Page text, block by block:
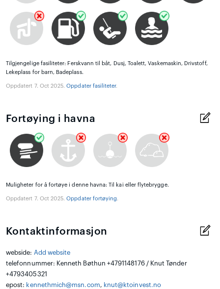
Tilgjengelige fasiliteter: Ferskvann til båt, Dusj, Toalett, Vaskemaskin, Drivstoff,
Lekeplass for barn, Badeplass.
Oppdatert 7. Oct 2025.Oppdater fasiliteter.
Fortøying i havna
Muligheter for å fortøye i denne havna: Til kai eller flytebrygge.
Oppdatert 7. Oct 2025.Oppdater fortøying.
Kontaktinformasjon
webside: Add website
telefonnummer: Kenneth Bøthun +4791148176 / Knut Tønder
+4793405321
epost: kennethmich@msn.com, knut@ktoinvest.no